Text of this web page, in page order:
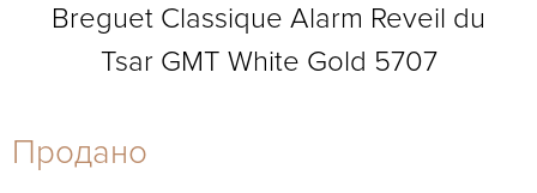
27-44
Breguet Classique Alarm Reveil du
Tsar GMT White Gold 5707
Продано